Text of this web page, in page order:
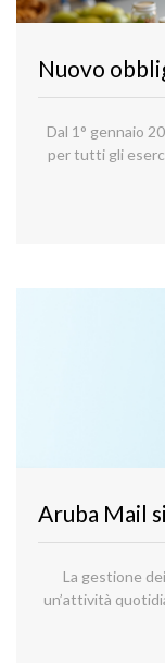
Dal 1° gennaio
per tutti gli
registratori
certificate che
La gestione
un’attività
essere